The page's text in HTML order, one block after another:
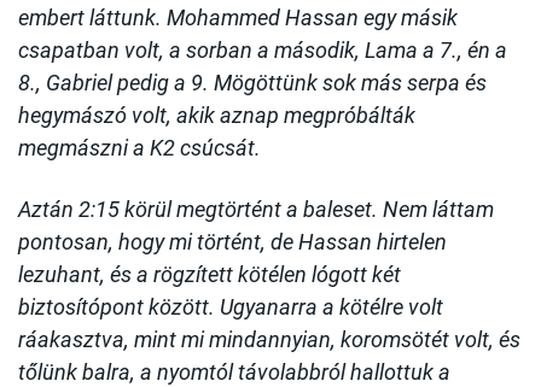
embert láttunk. Mohammed Hassan egy másik
csapatban volt, a sorban a második, Lama a 7., én a
8., Gabriel pedig a 9. Mögöttünk sok más serpa és
hegymászó volt, akik aznap megpróbálták
megmászni a K2 csúcsát.
Aztán 2:15 körül megtörtént a baleset. Nem láttam
pontosan, hogy mi történt, de Hassan hirtelen
lezuhant, és a rögzített kötélen lógott két
biztosítópont között. Ugyanarra a kötélre volt
ráakasztva, mint mi mindannyian, koromsötét volt, és
tőlünk balra, a nyomtól távolabbról hallottuk a